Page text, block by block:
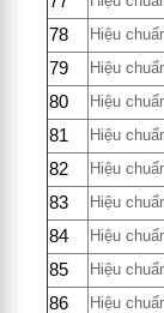
78 Hiệu
79 Hiệu
80 Hiệu
81 Hiệu
82 Hiệu
83 Hiệu
84 Hiệu
85 Hiệu
86 Hiệu